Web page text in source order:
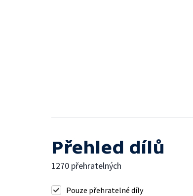
Přehled dílů
1270 přehratelných
Pouze přehratelné díly